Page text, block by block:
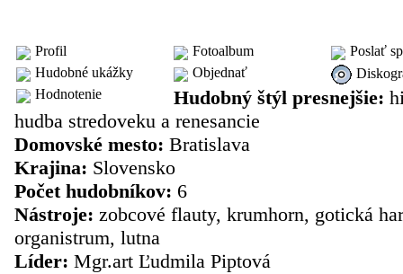
Profil Fotoalbum
Poslať
Hudobné ukážky
Objednať
Hodnotenie
Hudobný štýl presnejšie:
hudba stredoveku a renesancie
Domovské mesto: Bratislava
Krajina: Slovensko
Počet hudobníkov: 6
Nástroje: zobcové flauty, krumhorn, gotická
organistrum, lutna
Líder: Mgr.art Ľudmila Piptová